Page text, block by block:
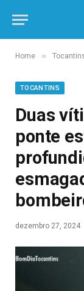
Home »
TOCANTINS
Duas
ponte
dezembro 27, 2024